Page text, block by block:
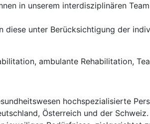
in unserem interdisziplinären
diese unter Berücksichtigung der
ambulante Rehabilitation,
hochspezialisierte
Österreich und der